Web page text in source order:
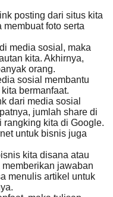
posting dari situs kita
foto serta
media sosial, maka
kita. Akhirnya,
orang.
sosial membantu
bermanfaat.
dari media sosial
jumlah share di
rangking kita di Google.
untuk bisnis juga
kita disana atau
jawaban
menulis artikel untuk